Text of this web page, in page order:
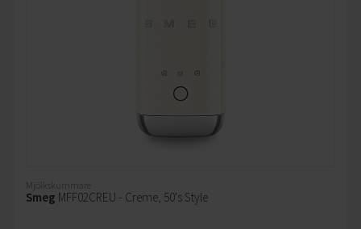
Mjölkskummare
Smeg MFF02CREU - Creme, 50's Style